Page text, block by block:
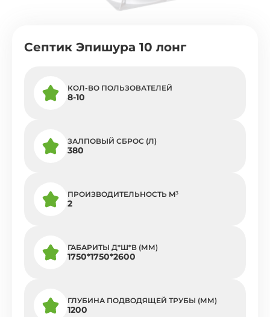
Септик Эпишура 10 лонг
КОЛ-ВО ПОЛЬЗОВАТЕЛЕЙ
8-10
ЗАЛПОВЫЙ СБРОС (Л)
380
ПРОИЗВОДИТЕЛЬНОСТЬ M³
2
ГАБАРИТЫ Д*Ш*В (ММ)
1750*1750*2600
ГЛУБИНА ПОДВОДЯЩЕЙ ТРУБЫ (ММ)
1200